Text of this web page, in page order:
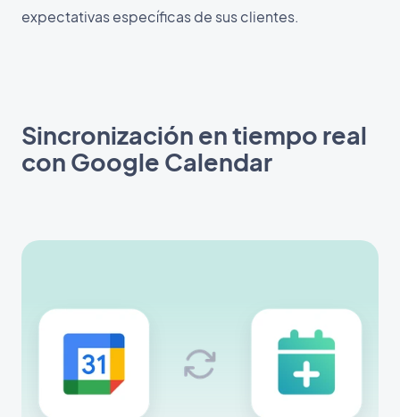
expectativas específicas de sus clientes.
Sincronización en tiempo real
con Google Calendar